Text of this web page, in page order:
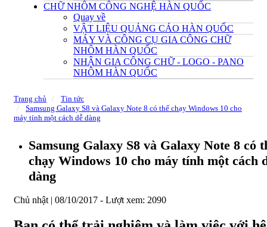
CHỮ NHÔM CÔNG NGHỆ HÀN QUỐC
Quay về
VẬT LIỆU QUẢNG CÁO HÀN QUỐC
MÁY VÀ CÔNG CỤ GIA CÔNG CHỮ
NHÔM HÀN QUỐC
NHẬN GIA CÔNG CHỮ - LOGO - PANO
NHÔM HÀN QUỐC
Trang chủ
Tin tức
Samsung Galaxy S8 và Galaxy Note 8 có thể chạy Windows 10 cho
máy tính một cách dễ dàng
Samsung Galaxy S8 và Galaxy Note 8 có
chạy Windows 10 cho máy tính một cách
dàng
Chủ nhật | 08/10/2017 - Lượt xem: 2090